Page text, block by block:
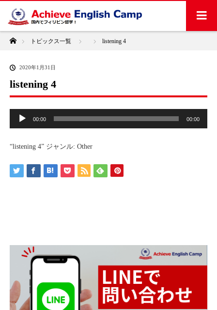
ホームトピックス一覧 listening 4
2020年1月31日
listening 4
レ
ヤ
ー
00:00 00:00
“listening 4” ジャンル: Other